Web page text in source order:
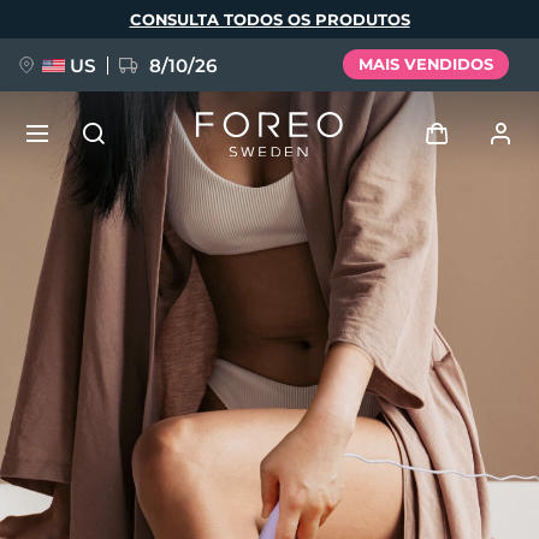
principal
CONSULTA TODOS OS PRODUTOS
US 8/10/26 MAIS VENDIDOS
Perfil de usuário
Meus aparelhos
Meus pedidos
Meus endereços
As minhas subscrições
NOVIDADE
FAQ™ Pure Beauty-Tech Elixir
BREAKING NEWS
issa™ Teeth Whitening Set
Idioma
English Deutsch
Español
Français
Italiano
Português
Polski
Svenska
Русский
Türkçe
简体中文 繁體中文